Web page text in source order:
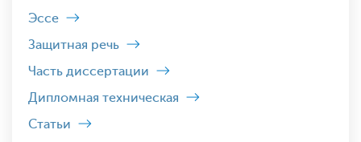
Эссе
Защитная речь
Часть диссертации
Дипломная техническая
Статьи